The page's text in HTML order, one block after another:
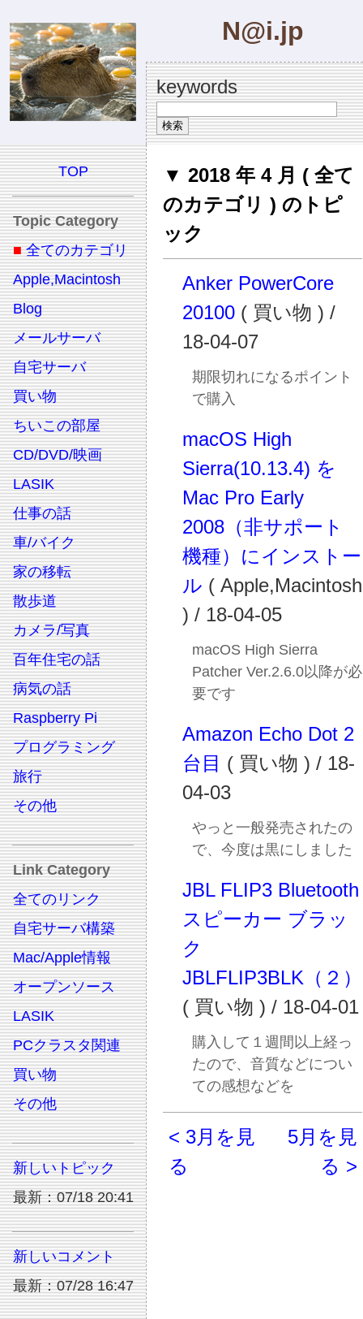
N@i.jp
keywords
TOP
Topic Category
■ 全てのカテゴリ
Apple,Macintosh
Blog
メールサーバ
自宅サーバ
買い物
ちいこの部屋
CD/DVD/映画
LASIK
仕事の話
車/バイク
家の移転
散歩道
カメラ/写真
百年住宅の話
病気の話
Raspberry Pi
プログラミング
旅行
その他
Link Category
全てのリンク
自宅サーバ構築
Mac/Apple情報
オープンソース
LASIK
PCクラスタ関連
買い物
その他
新しいトピック
最新：07/18 20:41
新しいコメント
最新：07/28 16:47
▼ 2018 年 4 月 ( 全て
のカテゴリ ) のトピ
ック
Anker PowerCore
20100 ( 買い物 ) /
18-04-07
期限切れになるポイント
で購入
macOS High
Sierra(10.13.4) を
Mac Pro Early
2008（非サポート
機種）にインストー
ル ( Apple,Macintosh
) / 18-04-05
macOS High Sierra
Patcher Ver.2.6.0以降が必
要です
Amazon Echo Dot 2
台目 ( 買い物 ) / 18-
04-03
やっと一般発売されたの
で、今度は黒にしました
JBL FLIP3 Bluetooth
スピーカー ブラッ
ク
JBLFLIP3BLK（２）
( 買い物 ) / 18-04-01
購入して１週間以上経っ
たので、音質などについ
ての感想などを
< 3月を見
る
5月を見
る >